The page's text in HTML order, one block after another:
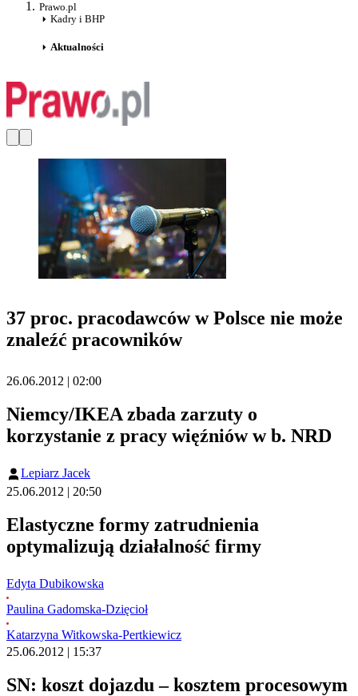
Prawo.pl
Kadry i BHP
Aktualności
37 proc. pracodawców w Polsce nie może
znaleźć pracowników
26.06.2012 | 02:00
Niemcy/IKEA zbada zarzuty o
korzystanie z pracy więźniów w b. NRD
Lepiarz Jacek
25.06.2012 | 20:50
Elastyczne formy zatrudnienia
optymalizują działalność firmy
Edyta Dubikowska
Paulina Gadomska-Dzięcioł
Katarzyna Witkowska-Pertkiewicz
25.06.2012 | 15:37
SN: koszt dojazdu – kosztem procesowym